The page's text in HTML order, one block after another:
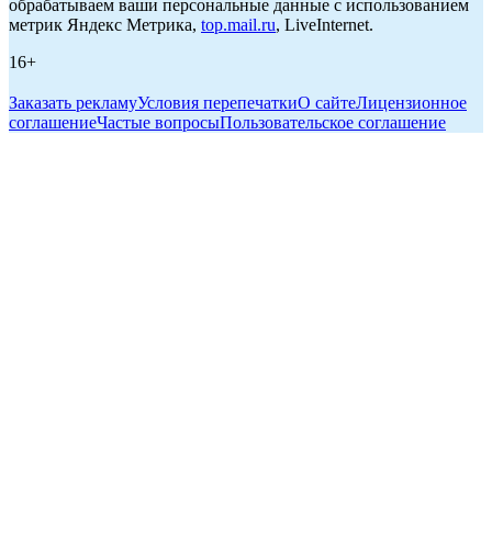
обрабатываем ваши персональные данные с использованием
метрик Яндекс Метрика, top.mail.ru, LiveInternet.
16+
Заказать рекламуУсловия перепечаткиО сайтеЛицензионное
соглашениеЧастые вопросыПользовательское соглашение